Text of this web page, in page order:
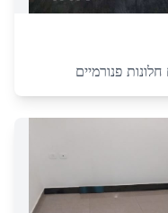
פנורמיים